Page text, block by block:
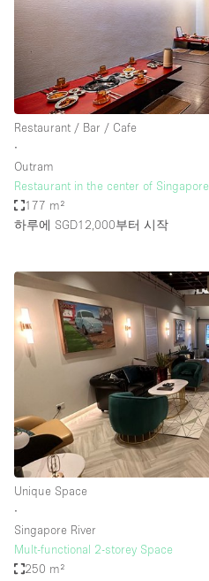
Restaurant / Bar / Cafe
∙
Outram
Restaurant in the center of Singapore
177 m²
하루에 SGD12,000부터 시작
Unique Space
∙
Singapore River
Mult-functional 2-storey Space
250 m²